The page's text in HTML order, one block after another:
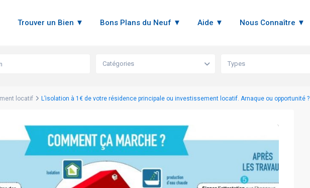
Trouver un Bien ▼ Bons Plans du Neuf ▼ Aide ▼ Nous Connaître ▼
Catégories Types
locatif L’isolation à 1€ de votre résidence principale ou investissement locatif. Arnaque ou opportunité ?